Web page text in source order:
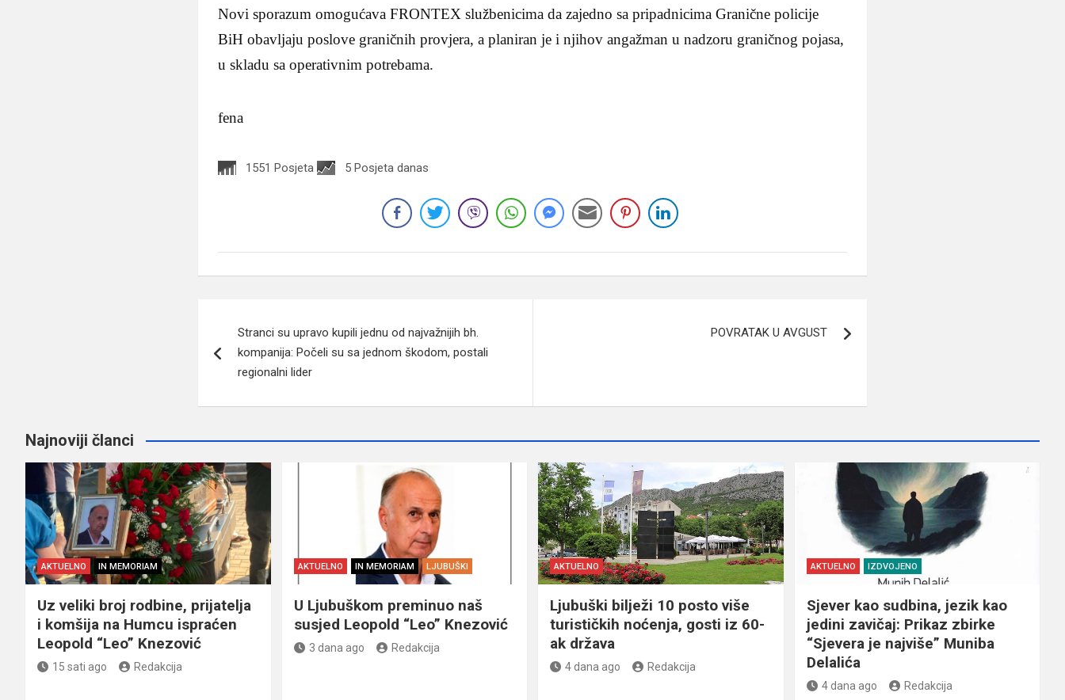
Novi sporazum omogućava FRONTEX službenicima da zajedno sa pripadnicima Granične policije
BiH obavljaju poslove graničnih provjera, a planiran je i njihov angažman u nadzoru graničnog pojasa,
u skladu sa operativnim potrebama.
fena
1551 Posjeta 5 Posjeta danas
članaka
Stranci su upravo kupili jednu od najvažnijih bh.
kompanija: Počeli su sa jednom škodom, postali
regionalni lider
POVRATAK U AVGUST
Najnoviji članci
AKTUELNO IN MEMORIAM
Uz veliki broj rodbine, prijatelja
i komšija na Humcu ispraćen
Leopold “Leo” Knezović
15 sati ago Redakcija
AKTUELNO IN MEMORIAM LJUBUŠKI
U Ljubuškom preminuo naš
susjed Leopold “Leo” Knezović
3 dana ago Redakcija
AKTUELNO
Ljubuški bilježi 10 posto više
turističkih noćenja, gosti iz 60-
ak država
4 dana ago Redakcija
AKTUELNO IZDVOJENO
Sjever kao sudbina, jezik kao
jedini zavičaj: Prikaz zbirke
“Sjevera je najviše” Muniba
Delalića
4 dana ago Redakcija